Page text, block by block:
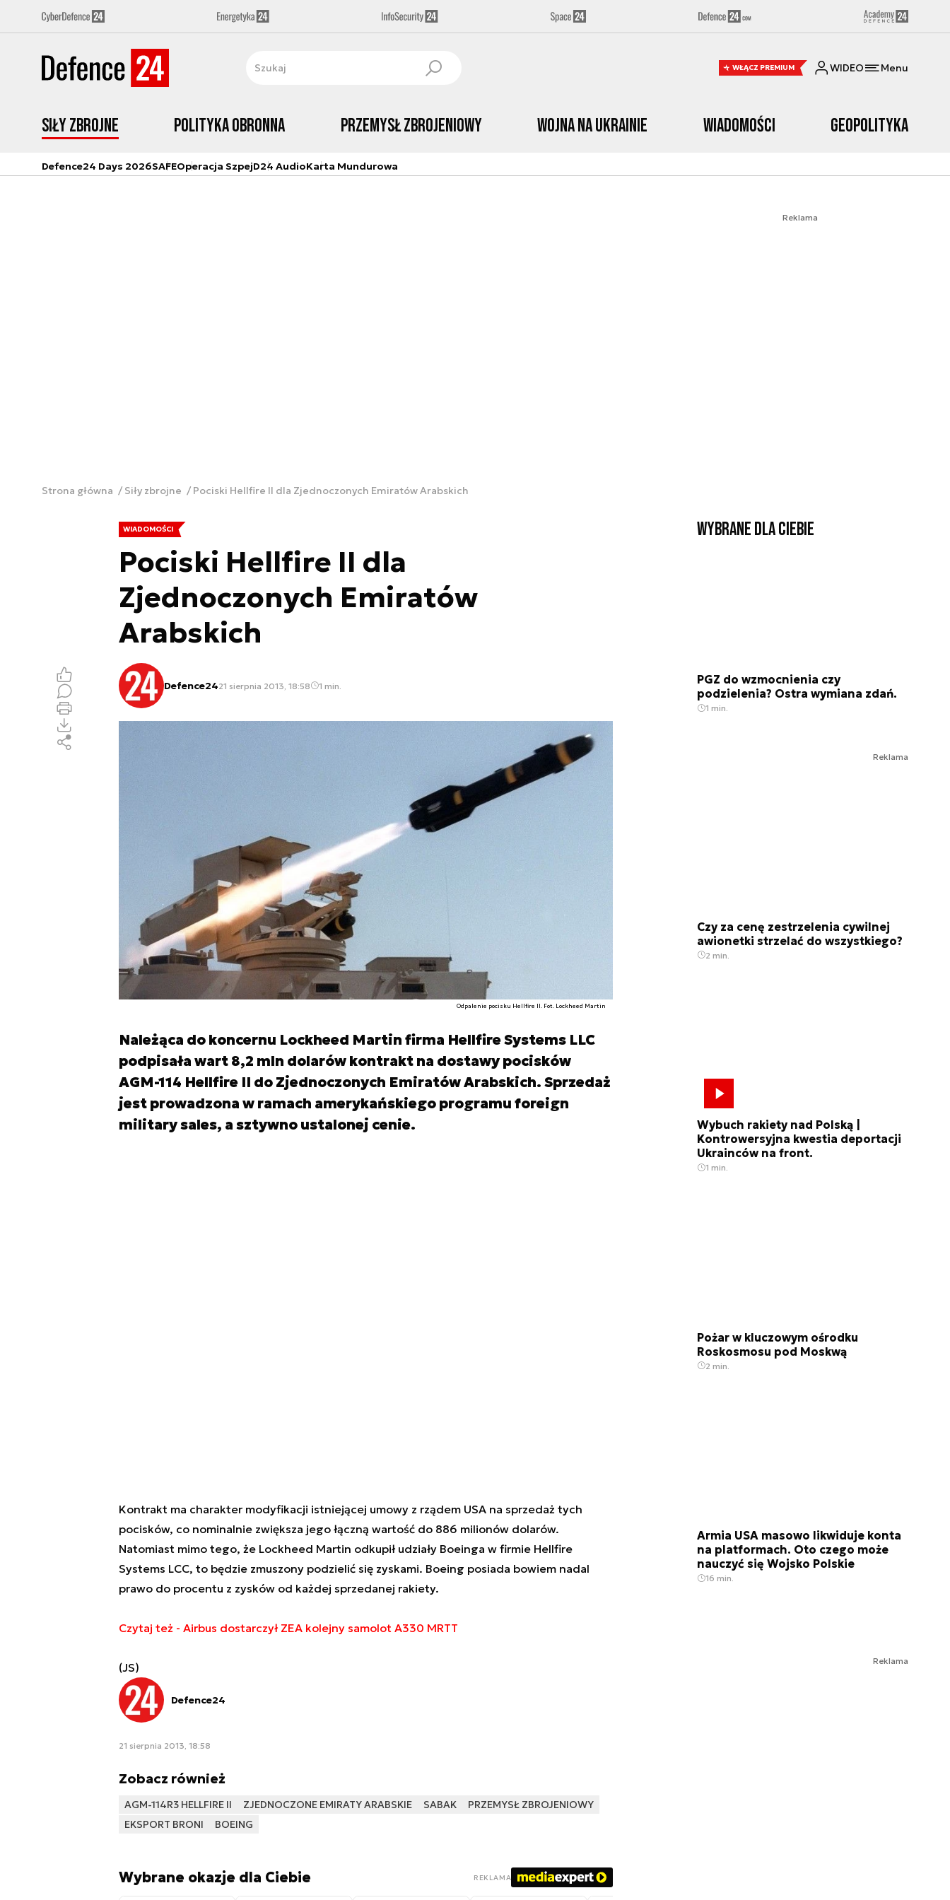
WŁĄCZ PREMIUM WIDEO Menu
Siły zbrojne Polityka obronna Przemysł Zbrojeniowy Wojna na Ukrainie Wiadomości Geopolityka
Defence24 Days 2026SAFEOperacja SzpejD24 AudioKarta Mundurowa
Reklama
Strona główna Siły zbrojne Pociski Hellfire II dla Zjednoczonych Emiratów Arabskich
WIADOMOŚCI
Pociski Hellfire II dla
Zjednoczonych Emiratów
Arabskich
Defence2421 sierpnia 2013, 18:58 1 min.
Odpalenie pocisku Hellfire II. Fot. Lockheed Martin
Należąca do koncernu Lockheed Martin firma Hellfire Systems LLC
podpisała wart 8,2 mln dolarów kontrakt na dostawy pocisków
AGM-114 Hellfire II do Zjednoczonych Emiratów Arabskich. Sprzedaż
jest prowadzona w ramach amerykańskiego programu foreign
military sales, a sztywno ustalonej cenie.
Kontrakt ma charakter modyfikacji istniejącej umowy z rządem USA na sprzedaż tych
pocisków, co nominalnie zwiększa jego łączną wartość do 886 milionów dolarów.
Natomiast mimo tego, że Lockheed Martin odkupił udziały Boeinga w firmie Hellfire
Systems LCC, to będzie zmuszony podzielić się zyskami. Boeing posiada bowiem nadal
prawo do procentu z zysków od każdej sprzedanej rakiety.
Czytaj też - Airbus dostarczył ZEA kolejny samolot A330 MRTT
(JS)
Defence24
21 sierpnia 2013, 18:58
Zobacz również
AGM-114R3 HELLFIRE II ZJEDNOCZONE EMIRATY ARABSKIE SABAK
PRZEMYSŁ ZBROJENIOWY
EKSPORT BRONI
BOEING
Wybrane okazje dla Ciebie REKLAMA
Wybrane dla Ciebie
PGZ do wzmocnienia czy
podzielenia? Ostra wymiana zdań.
1 min.
Reklama
Czy za cenę zestrzelenia cywilnej
awionetki strzelać do wszystkiego?
2 min.
Wybuch rakiety nad Polską |
Kontrowersyjna kwestia deportacji
Ukrainców na front.
1 min.
Pożar w kluczowym ośrodku
Roskosmosu pod Moskwą
2 min.
Armia USA masowo likwiduje konta
na platformach. Oto czego może
nauczyć się Wojsko Polskie
16 min.
Reklama